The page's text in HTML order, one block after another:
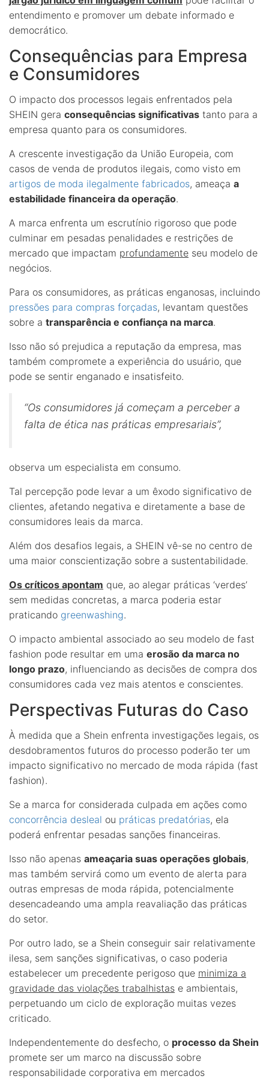
entendimento e promover um debate informado e
democrático.
Consequências para Empresa
e Consumidores
O impacto dos processos legais enfrentados pela
SHEIN gera consequências significativas tanto para a
empresa quanto para os consumidores.
A crescente investigação da União Europeia, com
casos de venda de produtos ilegais, como visto em
artigos de moda ilegalmente fabricados, ameaça a
estabilidade financeira da operação.
A marca enfrenta um escrutínio rigoroso que pode
culminar em pesadas penalidades e restrições de
mercado que impactam profundamente seu modelo de
negócios.
Para os consumidores, as práticas enganosas, incluindo
pressões para compras forçadas, levantam questões
sobre a transparência e confiança na marca.
Isso não só prejudica a reputação da empresa, mas
também compromete a experiência do usuário, que
pode se sentir enganado e insatisfeito.
“Os consumidores já começam a perceber a
falta de ética nas práticas empresariais”,
observa um especialista em consumo.
Tal percepção pode levar a um êxodo significativo de
clientes, afetando negativa e diretamente a base de
consumidores leais da marca.
Além dos desafios legais, a SHEIN vê-se no centro de
uma maior conscientização sobre a sustentabilidade.
Os críticos apontam que, ao alegar práticas ‘verdes’
sem medidas concretas, a marca poderia estar
praticando greenwashing.
O impacto ambiental associado ao seu modelo de fast
fashion pode resultar em uma erosão da marca no
longo prazo, influenciando as decisões de compra dos
consumidores cada vez mais atentos e conscientes.
Perspectivas Futuras do Caso
À medida que a Shein enfrenta investigações legais, os
desdobramentos futuros do processo poderão ter um
impacto significativo no mercado de moda rápida (fast
fashion).
Se a marca for considerada culpada em ações como
concorrência desleal ou práticas predatórias, ela
poderá enfrentar pesadas sanções financeiras.
Isso não apenas ameaçaria suas operações globais,
mas também servirá como um evento de alerta para
outras empresas de moda rápida, potencialmente
desencadeando uma ampla reavaliação das práticas
do setor.
Por outro lado, se a Shein conseguir sair relativamente
ilesa, sem sanções significativas, o caso poderia
estabelecer um precedente perigoso que minimiza a
gravidade das violações trabalhistas e ambientais,
perpetuando um ciclo de exploração muitas vezes
criticado.
Independentemente do desfecho, o processo da Shein
promete ser um marco na discussão sobre
responsabilidade corporativa em mercados